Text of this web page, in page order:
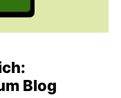
Blog